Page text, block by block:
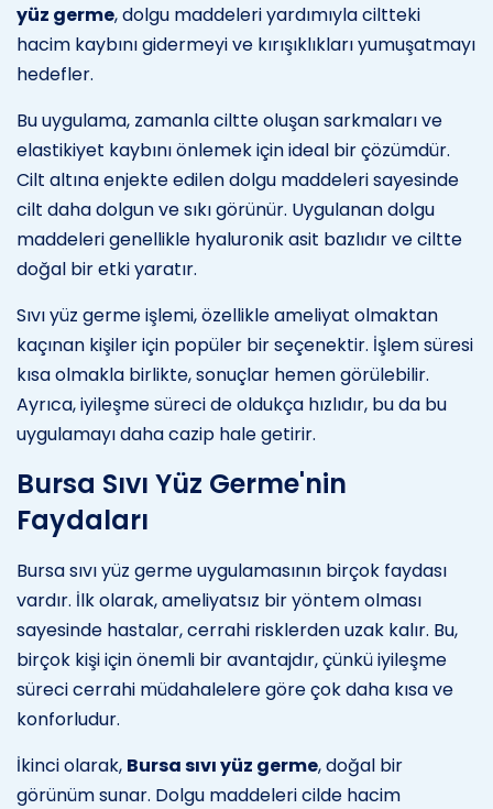
yüz germe, dolgu maddeleri yardımıyla ciltteki
hacim kaybını gidermeyi ve kırışıklıkları yumuşatmayı
hedefler.
Bu uygulama, zamanla ciltte oluşan sarkmaları ve
elastikiyet kaybını önlemek için ideal bir çözümdür.
Cilt altına enjekte edilen dolgu maddeleri sayesinde
cilt daha dolgun ve sıkı görünür. Uygulanan dolgu
maddeleri genellikle hyaluronik asit bazlıdır ve ciltte
doğal bir etki yaratır.
Sıvı yüz germe işlemi, özellikle ameliyat olmaktan
kaçınan kişiler için popüler bir seçenektir. İşlem süresi
kısa olmakla birlikte, sonuçlar hemen görülebilir.
Ayrıca, iyileşme süreci de oldukça hızlıdır, bu da bu
uygulamayı daha cazip hale getirir.
Bursa Sıvı Yüz Germe'nin
Faydaları
Bursa sıvı yüz germe uygulamasının birçok faydası
vardır. İlk olarak, ameliyatsız bir yöntem olması
sayesinde hastalar, cerrahi risklerden uzak kalır. Bu,
birçok kişi için önemli bir avantajdır, çünkü iyileşme
süreci cerrahi müdahalelere göre çok daha kısa ve
konforludur.
İkinci olarak, Bursa sıvı yüz germe, doğal bir
görünüm sunar. Dolgu maddeleri cilde hacim